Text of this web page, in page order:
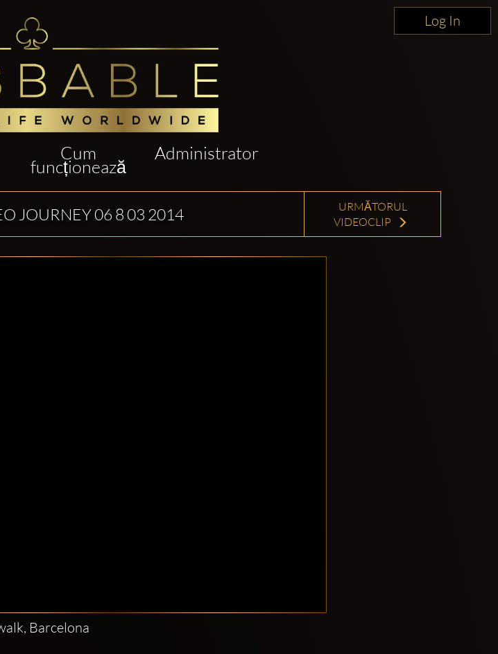
Log In
Cum
funcționează
Administrator
JOURNEY 06 8 03 2014
URMĂTORUL
VIDEOCLIP
Barcelona